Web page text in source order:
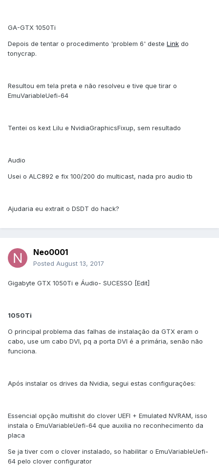
GA-GTX 1050Ti
Depois de tentar o procedimento 'problem 6' deste Link do
tonycrap.
Resultou em tela preta e não resolveu e tive que tirar o
EmuVariableUefi-64
Tentei os kext Lilu e NvidiaGraphicsFixup, sem resultado
Audio
Usei o ALC892 e fix 100/200 do multicast, nada pro audio tb
Ajudaria eu extrait o DSDT do hack?
Neo0001
Posted August 13, 2017
Gigabyte GTX 1050Ti e Áudio- SUCESSO [Edit]
1050Ti
O principal problema das falhas de instalação da GTX eram o
cabo, use um cabo DVI, pq a porta DVI é a primária, senão não
funciona.
Após instalar os drives da Nvidia, segui estas configurações:
Essencial opção multishit do clover UEFI + Emulated NVRAM, isso
instala o EmuVariableUefi-64 que auxilia no reconhecimento da
placa
Se ja tiver com o clover instalado, so habilitar o EmuVariableUefi-
64 pelo clover configurator